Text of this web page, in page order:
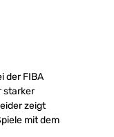
der FIBA
starker
zeigt
mit dem